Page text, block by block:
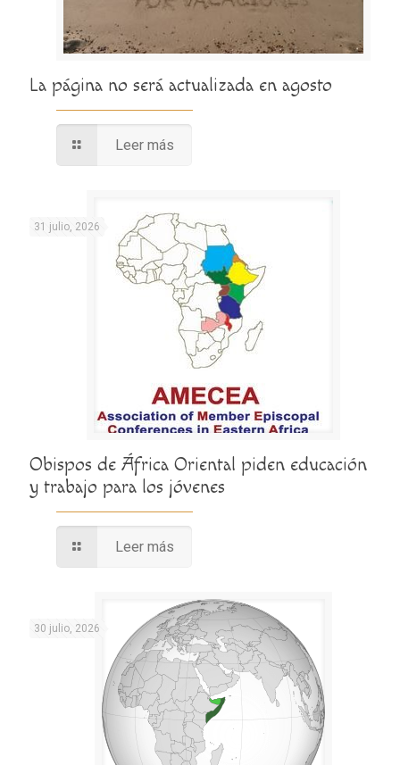
La página no será actualizada en agosto
Leer más
31 julio, 2026
Obispos de África Oriental piden educación
y trabajo para los jóvenes
Leer más
30 julio, 2026